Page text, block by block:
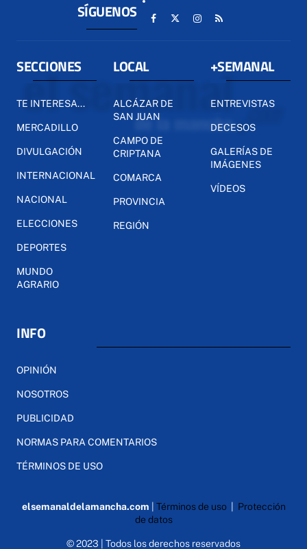
SÍGUENOS
SECCIONES
TE INTERESA...
MERCADILLO
DIVULGACIÓN
INTERNACIONAL
NACIONAL
ELECCIONES
DEPORTES
MUNDO
AGRARIO
LOCAL
ALCÁZAR DE
SAN JUAN
CAMPO DE
CRIPTANA
COMARCA
PROVINCIA
REGIÓN
+SEMANAL
ENTREVISTAS
DECESOS
GALERÍAS DE
IMÁGENES
VÍDEOS
INFO
OPINIÓN
NOSOTROS
PUBLICIDAD
NORMAS PARA COMENTARIOS
TÉRMINOS DE USO
elsemanaldelamancha.com Términos de uso| Protección
de datos
© 2023 | Todos los derechos reservados